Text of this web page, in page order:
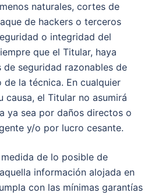
naturales, cortes de
de hackers o terceros
o integridad del
que el Titular, haya
seguridad razonables de
la técnica. En cualquier
causa, el Titular no asumirá
ya sea por daños directos o
y/o por lucro cesante.
de lo posible de
información alojada en
con las mínimas garantías